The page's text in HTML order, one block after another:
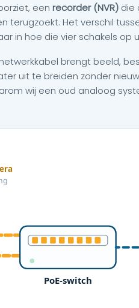
een recorder (NVR) die
terugzoekt. Het verschil
in hoe die vier schakels op
netwerkkabel brengt beeld,
uit te breiden zonder
wij een oud analoog
PoE-switch